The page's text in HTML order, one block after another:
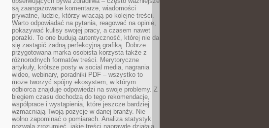
są zaangażowane komentarze, wiadomości
prywatne, ludzie, którzy wracają po kolejne treści.
Warto odpowiadać na pytania, reagować na opinie,
pokazywać kulisy swojej pracy, a czasem nawet
porażki. To one budują autentyczność, której nie da
się zastąpić żadną perfekcyjną grafiką. Dobrze
przygotowana marka osobista korzysta także z
różnorodnych formatów treści. Merytoryczne
artykuły, krótsze posty w social media, nagrania
wideo, webinary, poradniki PDF – wszystko to
może tworzyć spójny ekosystem, w którym
odbiorca znajduje odpowiedzi na swoje problemy. Z
biegiem czasu dochodzą do tego rekomendacje,
współprace i wystąpienia, które jeszcze bardziej
wzmacniają Twoją pozycję w danej branży. Nie
wolno zapominać o pomiarach. Analiza statystyk
pozwala zrozumieć, jakie treści naprawdę działają,